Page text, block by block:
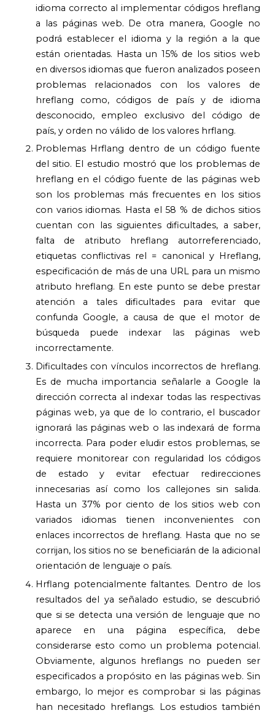
idioma correcto al implementar códigos hreflang
a las páginas web. De otra manera, Google no
podrá establecer el idioma y la región a la que
están orientadas. Hasta un 15% de los sitios web
en diversos idiomas que fueron analizados poseen
problemas relacionados con los valores de
hreflang como, códigos de país y de idioma
desconocido, empleo exclusivo del código de
país, y orden no válido de los valores hrflang.
Problemas Hrflang dentro de un código fuente
del sitio. El estudio mostró que los problemas de
hreflang en el código fuente de las páginas web
son los problemas más frecuentes en los sitios
con varios idiomas. Hasta el 58 % de dichos sitios
cuentan con las siguientes dificultades, a saber,
falta de atributo hreflang autorreferenciado,
etiquetas conflictivas rel = canonical y Hreflang,
especificación de más de una URL para un mismo
atributo hreflang. En este punto se debe prestar
atención a tales dificultades para evitar que
confunda Google, a causa de que el motor de
búsqueda puede indexar las páginas web
incorrectamente.
Dificultades con vínculos incorrectos de hreflang.
Es de mucha importancia señalarle a Google la
dirección correcta al indexar todas las respectivas
páginas web, ya que de lo contrario, el buscador
ignorará las páginas web o las indexará de forma
incorrecta. Para poder eludir estos problemas, se
requiere monitorear con regularidad los códigos
de estado y evitar efectuar redirecciones
innecesarias así como los callejones sin salida.
Hasta un 37% por ciento de los sitios web con
variados idiomas tienen inconvenientes con
enlaces incorrectos de hreflang. Hasta que no se
corrijan, los sitios no se beneficiarán de la adicional
orientación de lenguaje o país.
Hrflang potencialmente faltantes. Dentro de los
resultados del ya señalado estudio, se descubrió
que si se detecta una versión de lenguaje que no
aparece en una página específica, debe
considerarse esto como un problema potencial.
Obviamente, algunos hreflangs no pueden ser
especificados a propósito en las páginas web. Sin
embargo, lo mejor es comprobar si las páginas
han necesitado hreflangs. Los estudios también